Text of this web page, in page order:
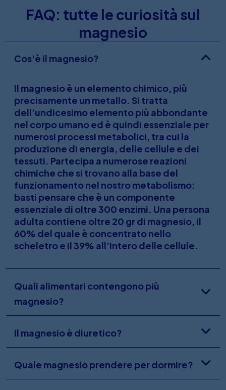
FAQ: tutte le curiosità sul
magnesio
Cos'è il magnesio?
Il magnesioè un elemento chimico, più
precisamente un metallo. Si tratta
dell’undicesimo elemento più abbondante
nel corpo umano ed è quindi essenziale per
numerosi processi metabolici, tra cui la
produzione di energia, delle cellule e dei
tessuti. Partecipa a numerose reazioni
chimiche che si trovano alla base del
funzionamento nel nostro metabolismo:
basti pensare che è un componente
essenziale di oltre 300 enzimi. Una persona
adulta contiene oltre 20 gr di magnesio, il
60% del quale è concentrato nello
scheletro e il 39% all’intero delle cellule.
Quali alimentari contengono più
magnesio?
Il magnesio è diuretico?
Quale magnesio prendere per dormire?